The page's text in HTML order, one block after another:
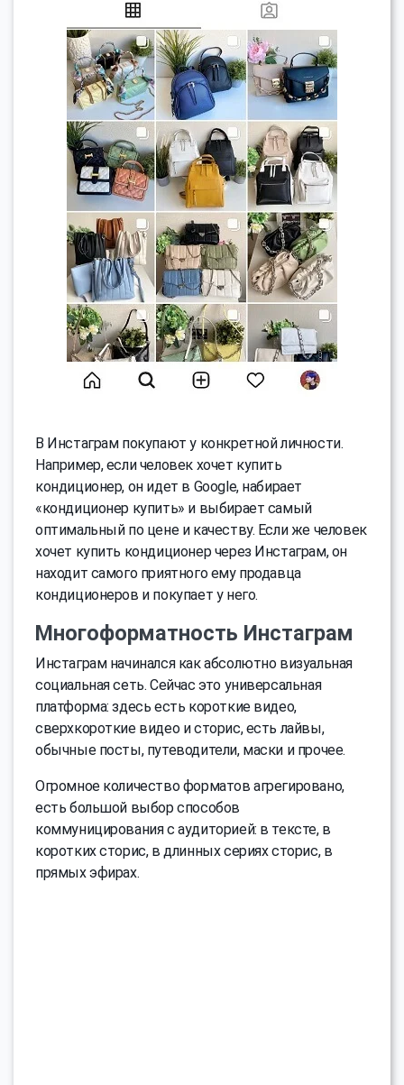
В Инстаграм покупают у конкретной личности.
Например, если человек хочет купить
кондиционер, он идет в Google, набирает
«кондиционер купить» и выбирает самый
оптимальный по цене и качеству. Если же человек
хочет купить кондиционер через Инстаграм, он
находит самого приятного ему продавца
кондиционеров и покупает у него.
Многоформатность Инстаграм
Инстаграм начинался как абсолютно визуальная
социальная сеть. Сейчас это универсальная
платформа: здесь есть короткие видео,
сверхкороткие видео и сторис, есть лайвы,
обычные посты, путеводители, маски и прочее.
Огромное количество форматов агрегировано,
есть большой выбор способов
коммуницирования с аудиторией: в тексте, в
коротких сторис, в длинных сериях сторис, в
прямых эфирах.